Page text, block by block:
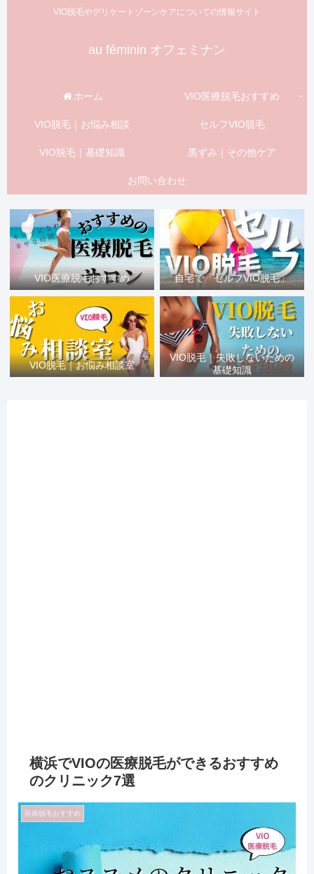
VIO脱毛やデリケートゾーンケアについての情報サイト
au féminin オフェミナン
ホーム VIO医療脱毛おすすめ
VIO脱毛｜お悩み相談 セルフVIO脱毛
VIO脱毛｜基礎知識 黒ずみ｜その他ケア
お問い合わせ
VIO医療脱毛おすすめ 自宅で「セルフVIO脱毛」
VIO脱毛｜お悩み相談室
VIO脱毛｜失敗しないための
基礎知識
横浜でVIOの医療脱毛ができるおすすめ
のクリニック7選
医療脱毛おすすめ